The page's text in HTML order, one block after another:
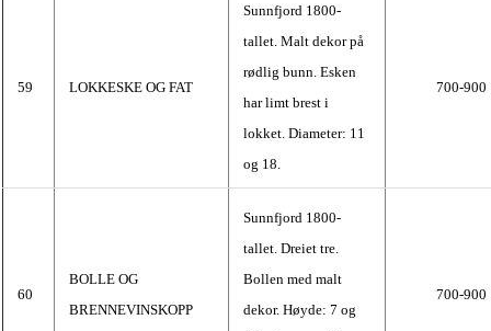
59 LOKKESKE OG FAT
Sunnfjord 1800-
tallet. Malt dekor på
rødlig bunn. Esken
har limt brest i
lokket. Diameter: 11
og 18.
700-900
60
BOLLE OG
BRENNEVINSKOPP
Sunnfjord 1800-
tallet. Dreiet tre.
Bollen med malt
dekor. Høyde: 7 og
700-900